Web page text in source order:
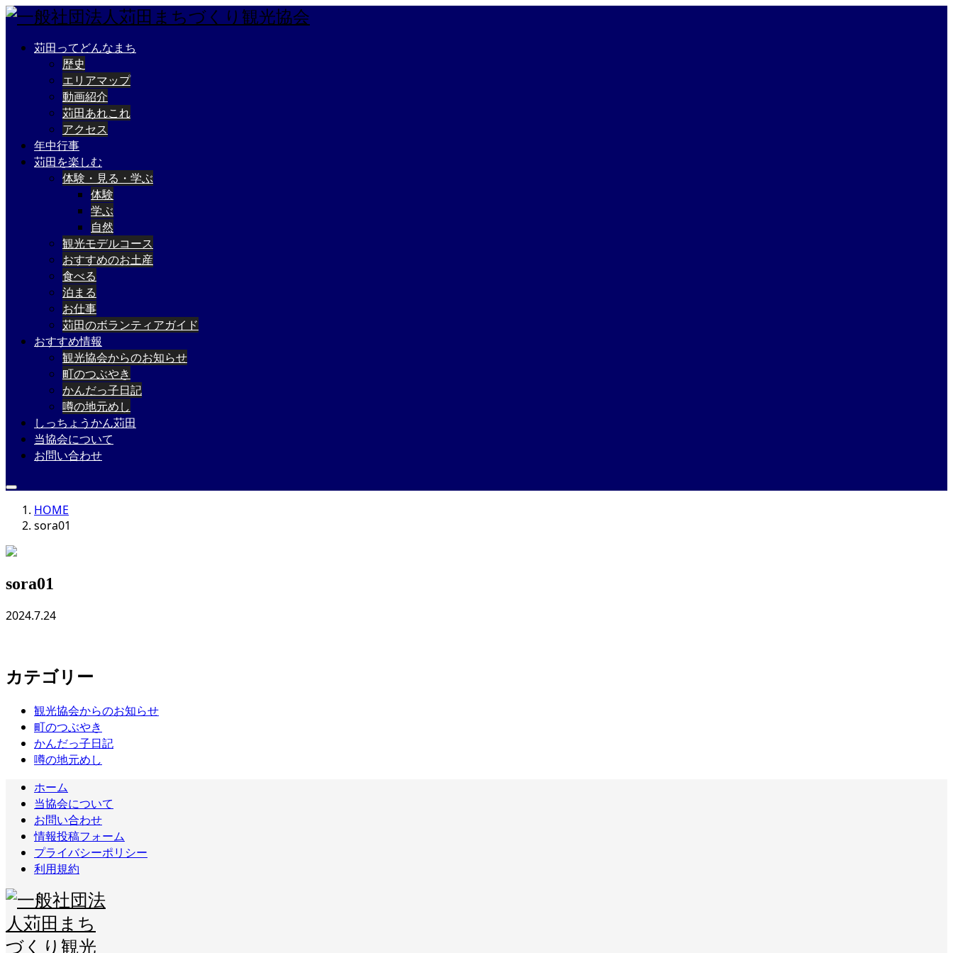
苅田ってどんなまち
歴史
エリアマップ
動画紹介
苅田あれこれ
アクセス
年中行事
苅田を楽しむ
体験・見る・学ぶ
体験
学ぶ
自然
観光モデルコース
おすすめのお土産
食べる
泊まる
お仕事
苅田のボランティアガイド
おすすめ情報
観光協会からのお知らせ
町のつぶやき
かんだっ子日記
噂の地元めし
しっちょうかん苅田
当協会について
お問い合わせ
HOME
sora01
sora01
2024.7.24
カテゴリー
観光協会からのお知らせ
町のつぶやき
かんだっ子日記
噂の地元めし
ホーム
当協会について
お問い合わせ
情報投稿フォーム
プライバシーポリシー
利用規約